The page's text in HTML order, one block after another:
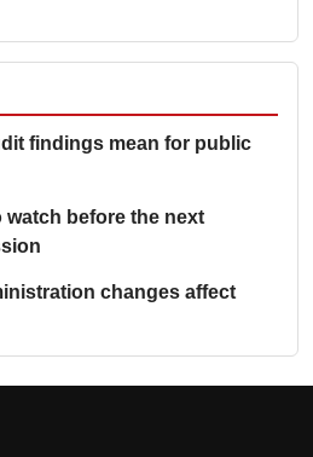
findings mean for public
watch before the next
changes affect